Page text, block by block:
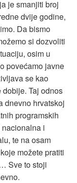
je smanjiti broj
dvije godine,
Da bismo
si dozvoliti
osim u
povećamo javne
se kao
Taj odnos
dnevno hrvatskoj
programskih
i
te na osam
možete pratiti
Sve to stoji